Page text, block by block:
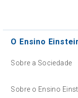
O Ensino
Sobre a Sociedade
Sobre o Ensino